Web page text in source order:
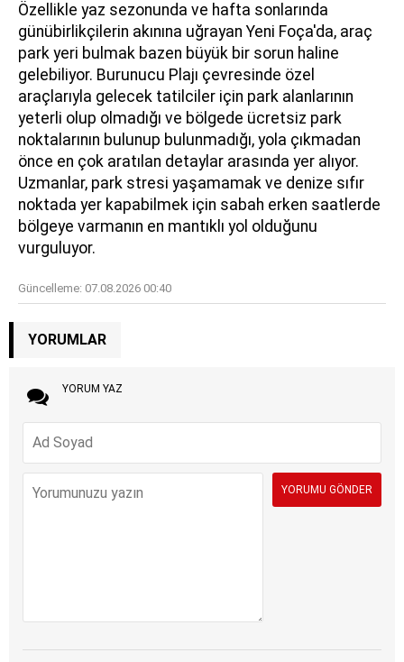
Özellikle yaz sezonunda ve hafta sonlarında
günübirlikçilerin akınına uğrayan Yeni Foça'da, araç
park yeri bulmak bazen büyük bir sorun haline
gelebiliyor. Burunucu Plajı çevresinde özel
araçlarıyla gelecek tatilciler için park alanlarının
yeterli olup olmadığı ve bölgede ücretsiz park
noktalarının bulunup bulunmadığı, yola çıkmadan
önce en çok aratılan detaylar arasında yer alıyor.
Uzmanlar, park stresi yaşamamak ve denize sıfır
noktada yer kapabilmek için sabah erken saatlerde
bölgeye varmanın en mantıklı yol olduğunu
vurguluyor.
Güncelleme: 07.08.2026 00:40
YORUMLAR
YORUM YAZ